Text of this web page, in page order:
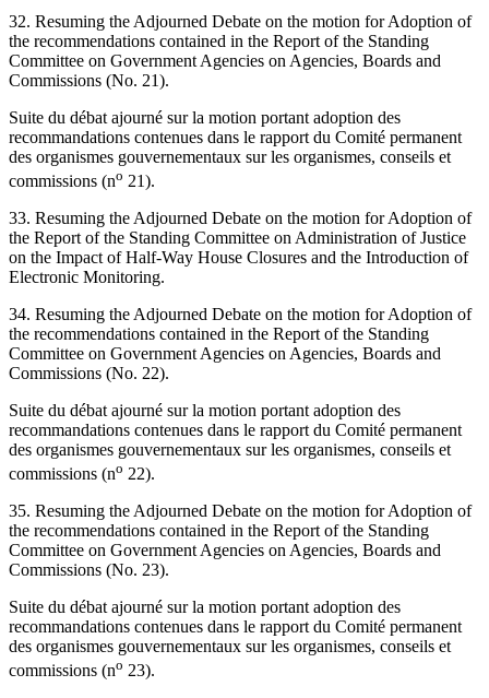
32. Resuming the Adjourned Debate on the motion for Adoption of
the recommendations contained in the Report of the Standing
Committee on Government Agencies on Agencies, Boards and
Commissions (No. 21).
Suite du débat ajourné sur la motion portant adoption des
recommandations contenues dans le rapport du Comité permanent
des organismes gouvernementaux sur les organismes, conseils et
commissions (no 21).
33. Resuming the Adjourned Debate on the motion for Adoption of
the Report of the Standing Committee on Administration of Justice
on the Impact of Half-Way House Closures and the Introduction of
Electronic Monitoring.
34. Resuming the Adjourned Debate on the motion for Adoption of
the recommendations contained in the Report of the Standing
Committee on Government Agencies on Agencies, Boards and
Commissions (No. 22).
Suite du débat ajourné sur la motion portant adoption des
recommandations contenues dans le rapport du Comité permanent
des organismes gouvernementaux sur les organismes, conseils et
commissions (no 22).
35. Resuming the Adjourned Debate on the motion for Adoption of
the recommendations contained in the Report of the Standing
Committee on Government Agencies on Agencies, Boards and
Commissions (No. 23).
Suite du débat ajourné sur la motion portant adoption des
recommandations contenues dans le rapport du Comité permanent
des organismes gouvernementaux sur les organismes, conseils et
commissions (no 23).